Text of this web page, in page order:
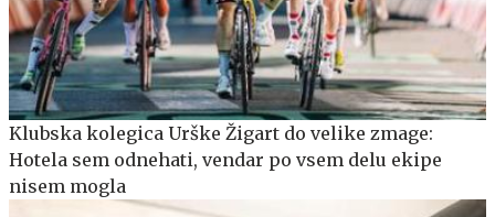
Klubska kolegica Urške Žigart do velike zmage:
Hotela sem odnehati, vendar po vsem delu ekipe
nisem mogla